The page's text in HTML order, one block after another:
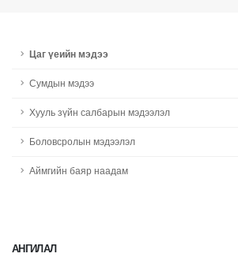
Цаг үеийн мэдээ
Сумдын мэдээ
Хууль зүйн салбарын мэдээлэл
Боловсролын мэдээлэл
Аймгийн баяр наадам
АНГИЛАЛ